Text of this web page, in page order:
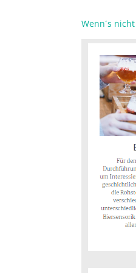
Wenn´s